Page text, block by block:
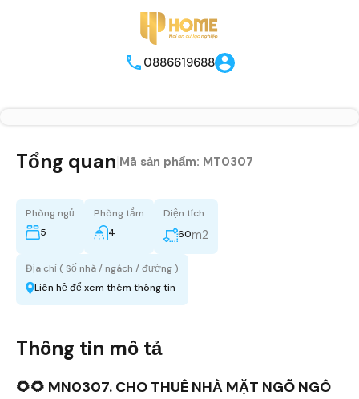
0886619688
Tổng quan Mã sản phẩm: MT0307
Phòng ngủ
5
Phòng tắm
4
Diện tích
60m2
Địa chỉ ( Số nhà / ngách / đường )
Liên hệ để xem thêm thông tin
Thông tin mô tả
🌻🌻 MN0307. CHO THUÊ NHÀ MẶT NGÕ NGÔ